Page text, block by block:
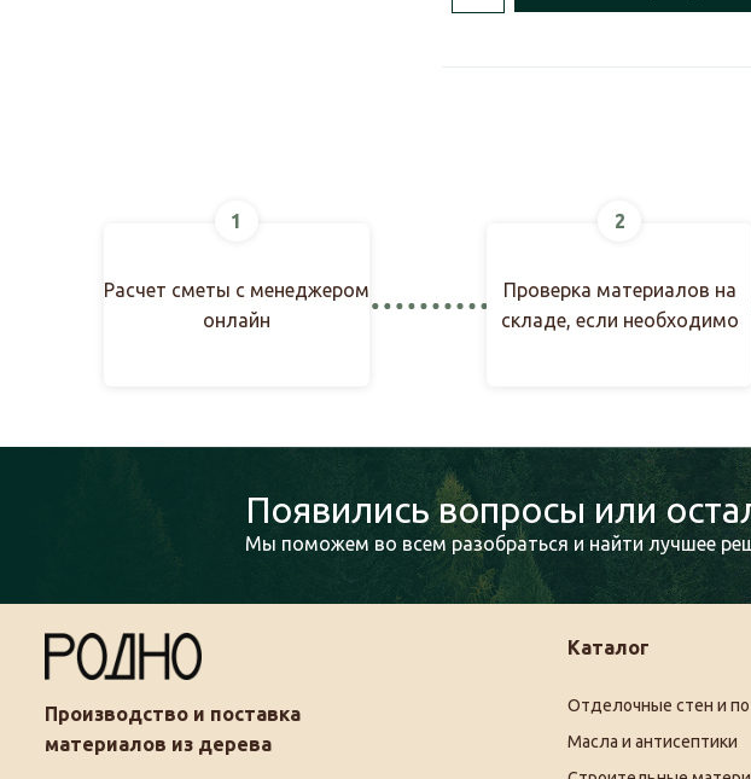
1
Расчет сметы с менеджером
онлайн
2
Проверка материалов на
складе, если необходимо
Появились вопросы или
Мы поможем во всем разобраться и найти лучшее
Производство и поставка
материалов из дерева
Каталог
Отделочные стен и
Масла и антисептики